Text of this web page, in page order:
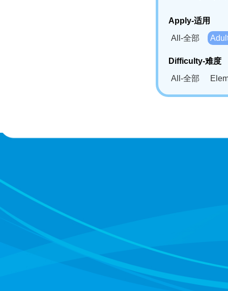
Apply-适用
All-全部
Difficulty-难度
All-全部